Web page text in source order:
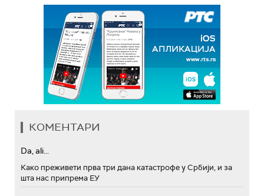
КОМЕНТАРИ
Da, ali...
Како преживети прва три дана катастрофе у Србији, и за
шта нас припрема ЕУ